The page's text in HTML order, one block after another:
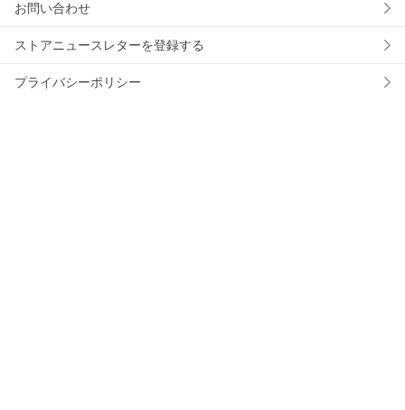
お問い合わせ
ストアニュースレターを登録する
プライバシーポリシー